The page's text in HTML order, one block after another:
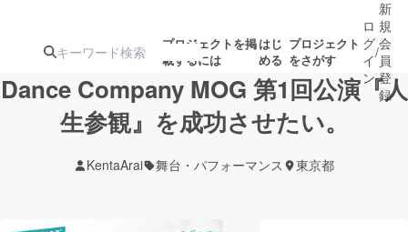
プロジェクトを掲
載するには
はじ
める
プロジェクト
をさがす
ターン
注目の新着プロ
ジェクト
募集終了が近いプ
ロジェクト
されます
ロ
グ
イ
ン
/
新
規
会
員
登
録
Dance Company MOG 第1回公演『人
生参観』を成功させたい。
KentaArai 舞台・パフォーマンス 東京都